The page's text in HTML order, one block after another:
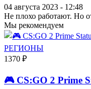
04 августа 2023 - 12:48
Не плохо работают. Но
Мы рекомендуем
1370 ₽
🎮 CS:GO 2 Prime